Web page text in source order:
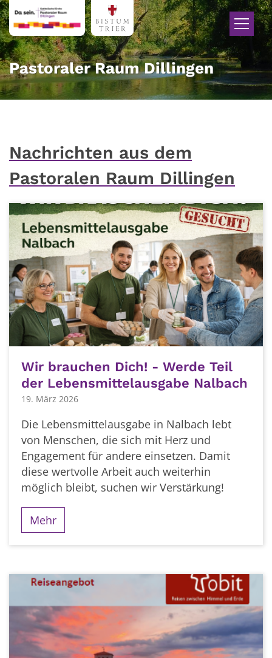
Zum Inhalt springen
Pastoraler Raum Dillingen
Nachrichten aus dem
Pastoralen Raum Dillingen
Wir brauchen Dich! - Werde Teil
der Lebensmittelausgabe Nalbach
19. März 2026
Die Lebensmittelausgabe in Nalbach lebt
von Menschen, die sich mit Herz und
Engagement für andere einsetzen. Damit
diese wertvolle Arbeit auch weiterhin
möglich bleibt, suchen wir Verstärkung!
Mehr